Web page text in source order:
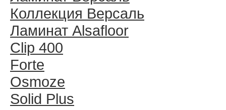
Коллекция Версаль
Ламинат Alsafloor
Clip 400
Forte
Osmoze
Solid Plus